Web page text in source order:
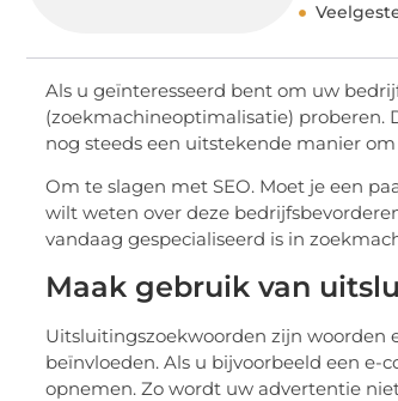
Als u geïnteresseerd bent om uw
(zoekmachineoptimalisatie) proberen.
nog steeds een uitstekende manier
Om te slagen met SEO. Moet je een
wilt weten over deze
vandaag gespecialiseerd is in
Maak gebruik van
Uitsluitingszoekwoorden zijn woorden
beïnvloeden. Als u bijvoorbeeld een
opnemen. Zo wordt uw advertentie